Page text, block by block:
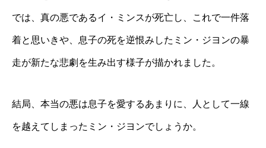
では、真の悪であるイ・ミンスが死亡し、これで一件落
着と思いきや、息子の死を逆恨みしたミン・ジヨンの暴
走が新たな悲劇を生み出す様子が描かれました。
結局、本当の悪は息子を愛するあまりに、人として一線
を越えてしまったミン・ジヨンでしょうか。